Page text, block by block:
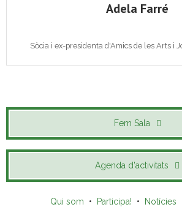
Adela Farré
Sòcia i ex-presidenta d'Amics de les Arts i
Fem Sala
Agenda d'activitats
Qui som • Participa! • Notícies